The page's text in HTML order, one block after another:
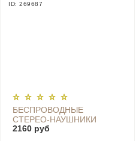
ID: 269687
БЕСПРОВОДНЫЕ
СТЕРЕО-НАУШНИКИ
XIAOMI (MI) BLUETOOTH
2160 руб